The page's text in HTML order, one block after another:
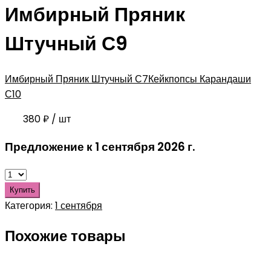
Имбирный Пряник
Штучный С9
Имбирный Пряник Штучный С7Кейкпопсы Карандаши
С10
380₽ / шт
Предложение к 1 сентября 2026 г.
Купить
Категория: 1 сентября
Похожие товары